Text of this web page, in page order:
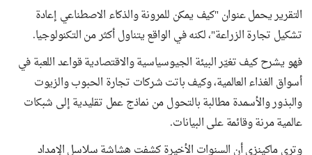
التقرير يحمل عنوان "كيف يمكن للمرونة والذكاء الاصطناعي إعادة
تشكيل تجارة الزراعة"، لكنه في الواقع يتناول أكثر من التكنولوجيا.
فهو يشرح كيف تغيّر البيئة الجيوسياسية والاقتصادية قواعد اللعبة في
أسواق الغذاء العالمية، وكيف باتت شركات تجارة الحبوب والزيوت
والبذور والأسمدة مطالبة بالتحول من نماذج عمل تقليدية إلى شبكات
عالمية مرنة وقائمة على البيانات.
وترى ماكينزي أن السنوات الأخيرة كشفت هشاشة سلاسل الإمداد